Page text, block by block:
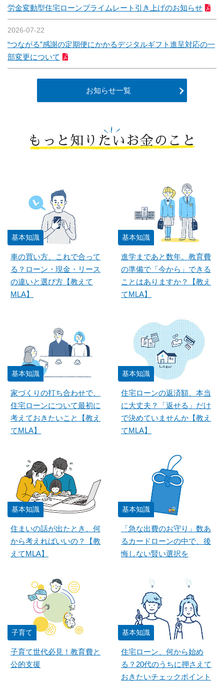
労金変動型住宅ローンプライムレート引き上げのお知らせ
2026-07-22
“つながる”感謝の定期便にかかるデジタルギフト進呈対応の一
部変更について
お知らせ一覧
もっと知りたいお金のこと
基本知識
車の買い方、これで合って
る？ローン・現金・リース
の違いと選び方【教えて
MLA】
基本知識
進学まであと数年。教育費
の準備で「今から」できる
ことはありますか？【教え
てMLA】
基本知識
家づくりの打ち合わせで、
住宅ローンについて最初に
考えておきたいこと【教え
てMLA】
基本知識
住宅ローンの返済額、本当
に大丈夫？「返せる」だけ
で決めていませんか【教え
てMLA】
基本知識
住まいの話が出たとき、何
から考えればいいの？【教
えてMLA】
基本知識
「急な出費のお守り」数あ
るカードローンの中で、後
悔しない賢い選択を
子育て
子育て世代必見！教育費と
公的支援
基本知識
住宅ローン、何から始め
る？20代のうちに押さえて
おきたいチェックポイント